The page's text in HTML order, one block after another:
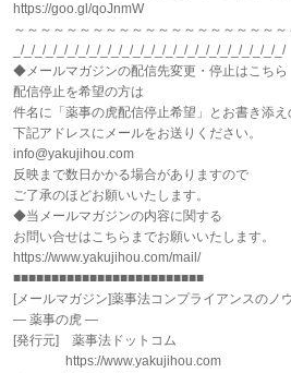
https://goo.gl/qoJnmW
～～～～～～～～～～～～～～～～～～～～～
_/_/_/_/_/_/_/_/_/_/_/_/_/_/_/_/_/_/_/_/_/_/_/_/_/
◆メールマガジンの配信先変更・停止はこちら
配信停止を希望の方は
件名に「薬事の虎配信停止希望」とお書き添え
下記アドレスにメールをお送りください。
info@yakujihou.com
反映まで数日かかる場合がありますので
ご了承のほどお願いいたします。
◆当メールマガジンの内容に関する
お問い合せはこちらまでお願いいたします。
https://www.yakujihou.com/mail/
■■■■■■■■■■■■■■■■■■■■■■■■■
[メールマガジン]薬事法コンプライアンスのノ
― 薬事の虎 ―
[発行元] 薬事法ドットコム
https://www.yakujihou.com